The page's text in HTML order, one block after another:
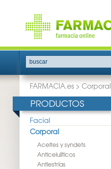
buscar
FARMACIA.es > Corporal
PRODUCTOS
Facial
Corporal
Aceites y syndets
Anticelulíticos
Antiestrías